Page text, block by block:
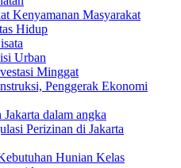
Kenyamanan Masyarakat
Hidup
Urban
Minggat
Penggerak Ekonomi
dalam angka
Perizinan di Jakarta
Hunian Kelas